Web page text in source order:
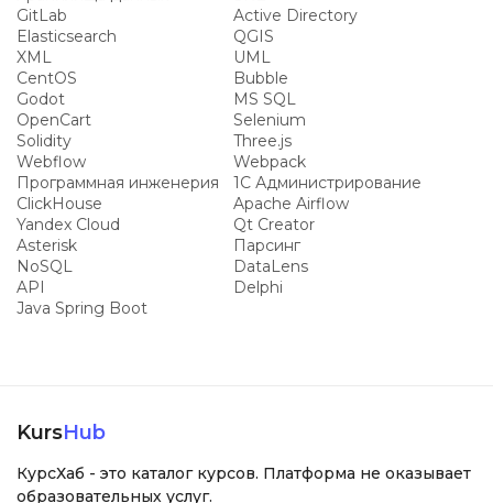
GitLab
Active Directory
Elasticsearch
QGIS
XML
UML
CentOS
Bubble
Godot
MS SQL
OpenCart
Selenium
Solidity
Three.js
Webflow
Webpack
Программная инженерия
1С Администрирование
ClickHouse
Apache Airflow
Yandex Cloud
Qt Creator
Asterisk
Парсинг
NoSQL
DataLens
API
Delphi
Java Spring Boot
KursHub
КурсХаб - это каталог курсов. Платформа не оказывает
образовательных услуг.